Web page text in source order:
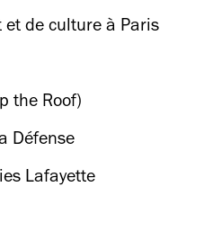
de culture à Paris
the Roof)
Défense
Lafayette